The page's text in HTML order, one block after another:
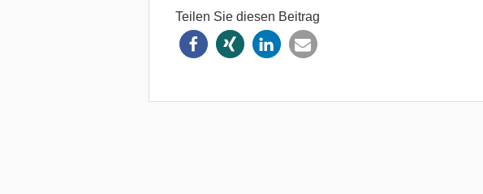
Teilen Sie diesen Beitrag